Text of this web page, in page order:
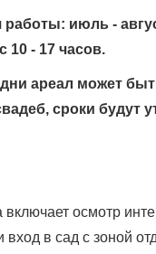
работы: июль -
10 - 17 часов.
ареал может
сроки будут
включает осмотр
вход в сад с зоной